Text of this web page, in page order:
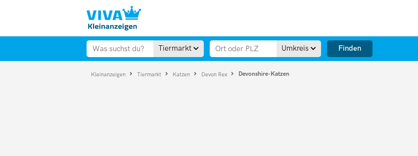
Tiermarkt Umkreis Finden
Kleinanzeigen Tiermarkt Katzen Devon Rex Devonshire-Katzen